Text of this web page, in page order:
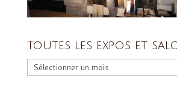
Toutes les expos et
Toutes